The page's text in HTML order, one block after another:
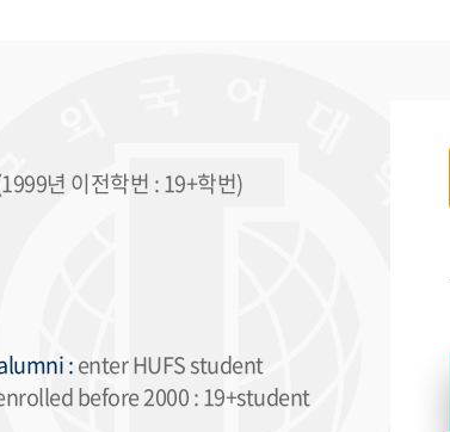
년 이전학번 : 19+학번)
:enter HUFS student
before 2000 : 19+student